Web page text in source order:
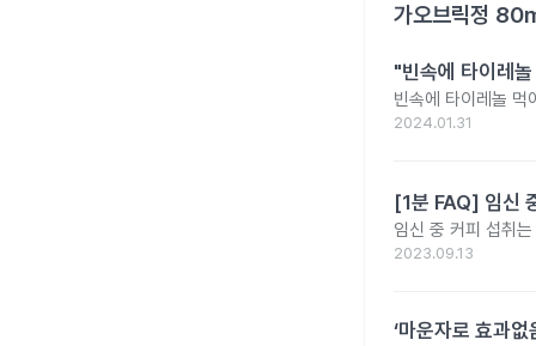
가오브릭정
"빈속에 타이레
빈속에 타이레놀 먹
2024.01.31
[1분 FAQ] 임신
임신 중 커피 섭취
2023.09.13
‘마운자로 효과